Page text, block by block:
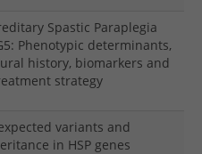
Spastic Paraplegia
Phenotypic determinants,
history, biomarkers and
strategy
variants and
in HSP genes